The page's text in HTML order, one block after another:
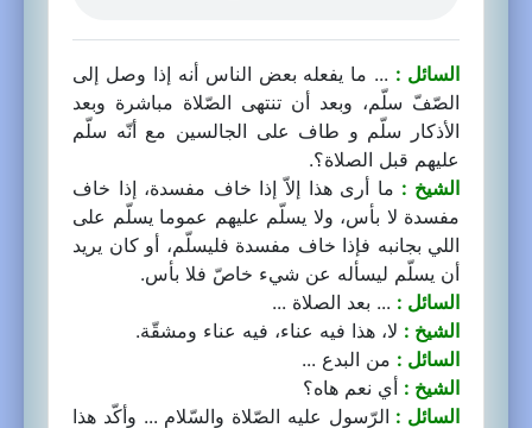
السائل : ... ما يفعله بعض الناس أنه إذا وصل إلى
الصّفّ سلّم، وبعد أن تنتهى الصّلاة مباشرة وبعد
الأذكار سلّم و طاف على الجالسين مع أنّه سلّم
عليهم قبل الصلاة؟.
الشيخ : ما أرى هذا إلاّ إذا خاف مفسدة، إذا خاف
مفسدة لا بأس، ولا يسلّم عليهم عموما يسلّم على
اللي بجانبه فإذا خاف مفسدة فليسلّم، أو كان يريد
أن يسلّم ليسأله عن شيء خاصّ فلا بأس.
السائل : ... بعد الصلاة ...
الشيخ : لا، هذا فيه عناء، فيه عناء ومشقّة.
السائل : من البدع ...
الشيخ : أي نعم هاه؟
السائل : الرّسول عليه الصّلاة والسّلام ... وأكّد هذا